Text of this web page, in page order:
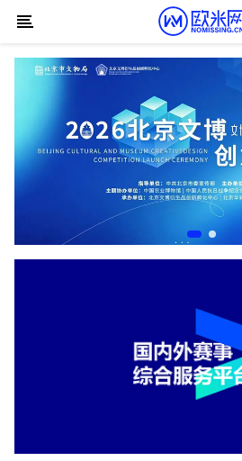
Skip to content